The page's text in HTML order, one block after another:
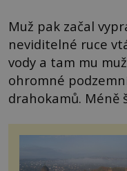
Muž pak začal
neviditelné ruce
vody a tam mu
ohromné
drahokamů. Méně